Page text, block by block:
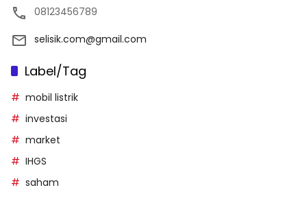
08123456789
selisik.com@gmail.com
Label/Tag
mobil listrik
investasi
market
IHGS
saham